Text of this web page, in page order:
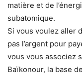
matière et de
subatomique.
Si vous voulez aller
pas l’argent pour
vous vous associez
Baïkonour, la base